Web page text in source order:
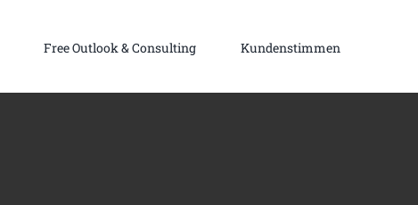
Free Outlook & Consulting Kundenstimmen